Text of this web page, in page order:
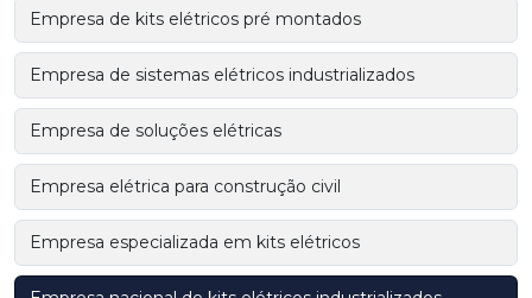
Empresa de kits elétricos pré montados
Empresa de sistemas elétricos industrializados
Empresa de soluções elétricas
Empresa elétrica para construção civil
Empresa especializada em kits elétricos